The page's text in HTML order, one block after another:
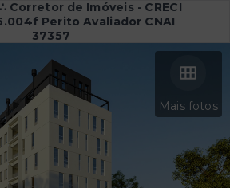
Corretor de Imóveis - CRECI
Perito Avaliador CNAI
37357
Mais fotos